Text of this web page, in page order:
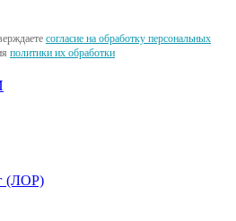
согласие на обработку персональных
политики их обработки
(ЛОР)